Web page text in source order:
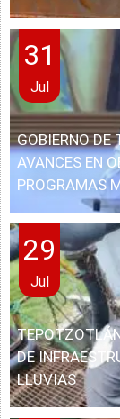
31
Jul
GOBIERNO DE
AVANCES EN
PROGRAMAS
29
Jul
DE
LLUVIAS